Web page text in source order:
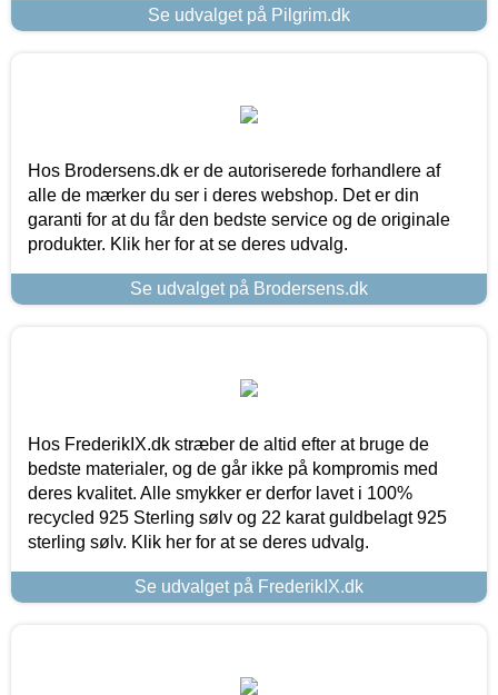
Se udvalget på Pilgrim.dk
Hos Brodersens.dk er de autoriserede forhandlere af
alle de mærker du ser i deres webshop. Det er din
garanti for at du får den bedste service og de originale
produkter. Klik her for at se deres udvalg.
Se udvalget på Brodersens.dk
Hos FrederikIX.dk stræber de altid efter at bruge de
bedste materialer, og de går ikke på kompromis med
deres kvalitet. Alle smykker er derfor lavet i 100%
recycled 925 Sterling sølv og 22 karat guldbelagt 925
sterling sølv. Klik her for at se deres udvalg.
Se udvalget på FrederikIX.dk